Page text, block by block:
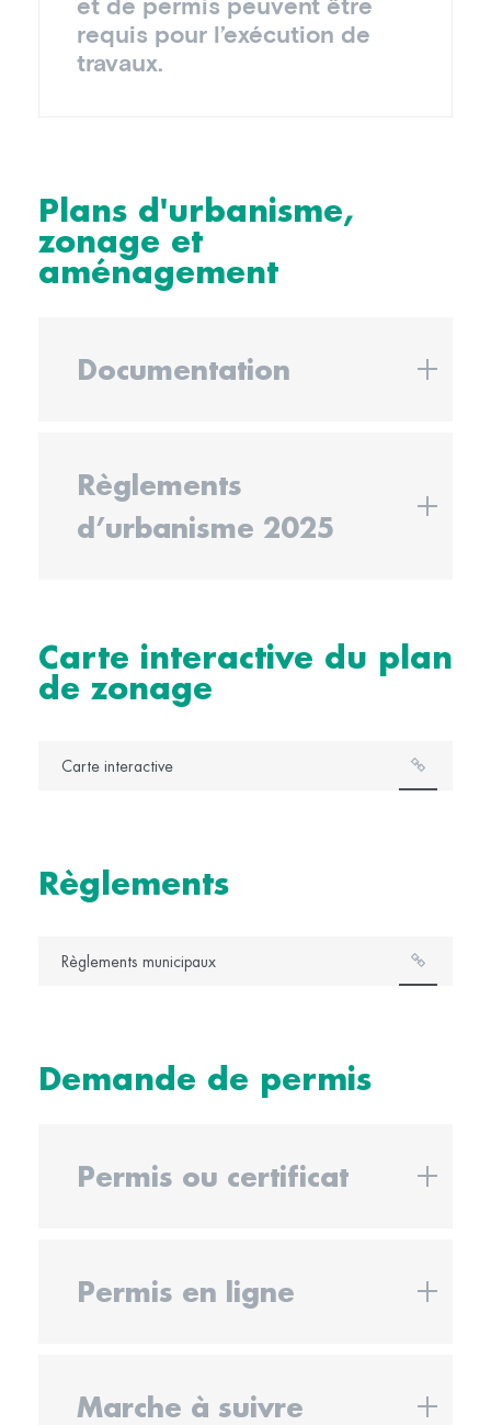
et de permis peuvent être
requis pour l’exécution de
travaux.
Plans d'urbanisme,
zonage et
aménagement
Documentation
Règlements
d’urbanisme 2025
Carte interactive du plan
de zonage
Carte interactive
Règlements
Règlements municipaux
Demande de permis
Permis ou certificat
Permis en ligne
Marche à suivre